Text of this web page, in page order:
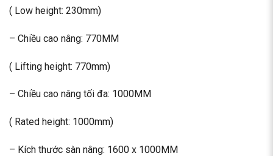
( Low height: 230mm)
– Chiều cao nâng: 770MM
( Lifting height: 770mm)
– Chiều cao nâng tối đa: 1000MM
( Rated height: 1000mm)
– Kích thước sàn nâng: 1600 x 1000MM